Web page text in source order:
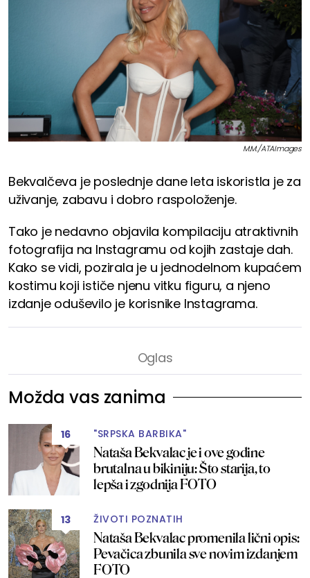
M.M./ATAImages
Bekvalčeva je poslednje dane leta iskoristla je za
uživanje, zabavu i dobro raspoloženje.
Tako je nedavno objavila kompilaciju atraktivnih
fotografija na Instagramu od kojih zastaje dah.
Kako se vidi, pozirala je u jednodelnom kupaćem
kostimu koji ističe njenu vitku figuru, a njeno
izdanje oduševilo je korisnike Instagrama.
Možda vas zanima
16 "SRPSKA BARBIKA"
Nataša Bekvalac je i ove godine
brutalna u bikiniju: Što starija, to
lepša i zgodnija FOTO
13 ŽIVOTI POZNATIH
Nataša Bekvalac promenila lični opis:
Pevačica zbunila sve novim izdanjem
FOTO